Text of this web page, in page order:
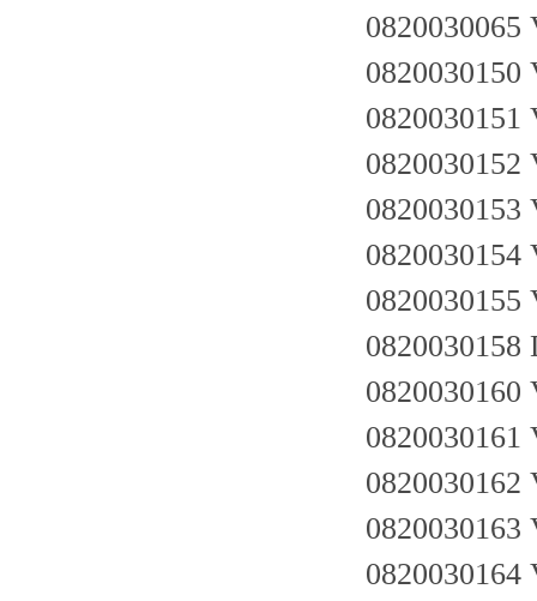
0820030065
0820030150
0820030151
0820030152
0820030153
0820030154
0820030155
0820030158
0820030160
0820030161
0820030162
0820030163
0820030164